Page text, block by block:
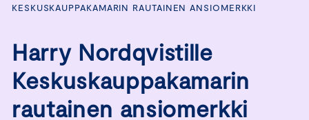
KESKUSKAUPPAKAMARIN RAUTAINEN ANSIOMERKKI
Harry Nordqvistille
Keskuskauppakamarin
rautainen ansiomerkki